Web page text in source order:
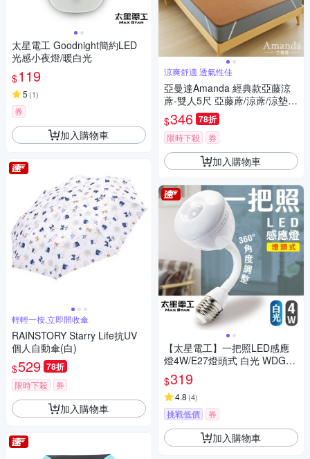
太星電工 Goodnight簡約LED
光感小夜燈/暖白光
$119
5 (1)
券
加入購物車
輕輕一按,立即開收傘
RAINSTORY Starry Life抗UV
個人自動傘(白)
$529 78折
限時下殺 券
加入購物車
涼爽舒適 透氣性佳
亞曼達Amanda 經典款亞藤涼
蓆-雙人5尺 亞藤蓆/涼蓆/涼墊 -
快速到貨
$346 78折
限時下殺 券
加入購物車
【太星電工】一把照LED感應
燈4W/E27燈頭式 白光 WDG10
4W
$319
4.8 (4)
挑戰低價 券
加入購物車